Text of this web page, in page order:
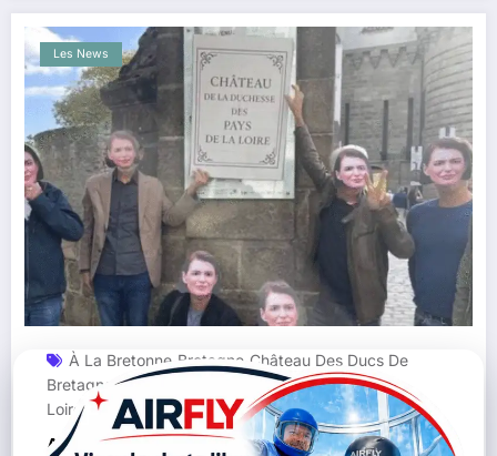
Les News
À La Bretonne Bretagne Château Des Ducs De
Bretagne ,Loire-Atlantique Nantes,Pays De La
Loire, Politique Régionale,Réunification
Action éclair pour la réunification : des